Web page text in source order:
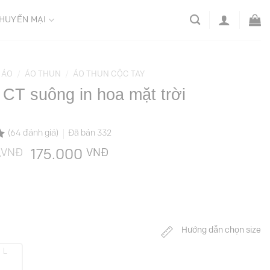
MẠI
ÁO ÁO THUN ÁO THUN CỘC TAY
suông in hoa mặt trời
(64 đánh giá) Đã bán 332
VNĐ
Giá
175.000 VNĐ
Hướng dẫn chọn size
L